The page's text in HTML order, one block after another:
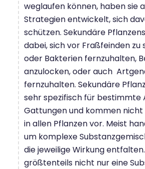
weglaufen können, haben sie
Strategien entwickelt, sich
schützen. Sekundäre
dabei, sich vor Fraßfeinden zu
oder Bakterien fernzuhalten,
anzulocken, oder auch
fernzuhalten. Sekundäre
sehr spezifisch für bestimmte
Gattungen und kommen
in allen Pflanzen vor. Meist
um komplexe
die jeweilige Wirkung
größtenteils nicht nur eine